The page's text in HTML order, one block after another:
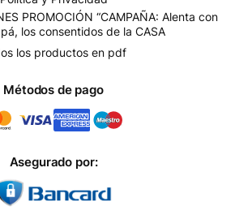
PROMOCIÓN “CAMPAÑA: Alenta con
los consentidos de la CASA
los productos en pdf
Métodos de pago
Asegurado por: